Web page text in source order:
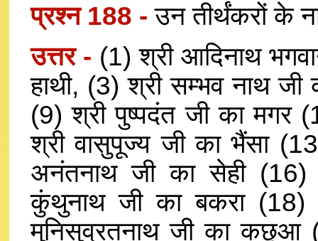
प्रश्न 188 -उन तीर्थंकरों के
उत्तर - (1) श्री आदिनाथ
हाथी, (3) श्री सम्भव नाथ जी
(9) श्री पुष्पदंत जी का मगर
श्री वासुपूज्य जी का भैंसा
अनंतनाथ जी का सेही (16)
कुंथुनाथ जी का बकरा (18)
मुनिसुव्रतनाथ जी का कछुआ